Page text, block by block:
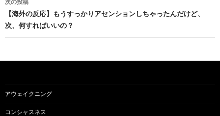
ゲ
ー
ン
次の投稿
【海外の反応】もうすっかりアセンションしちゃったんだけど、
次、何すればいいの？
アウェイクニング
コンシャスネス